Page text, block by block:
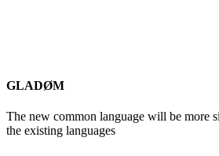
GLADØM
The new common language will be more
the existing languages